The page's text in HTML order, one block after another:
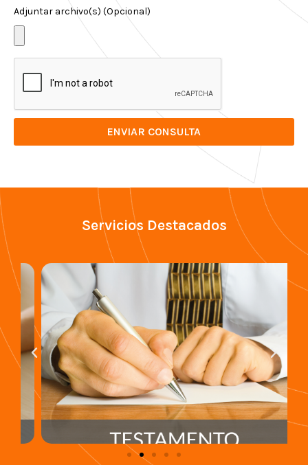
Adjuntar archivo(s) (Opcional)
ENVIAR CONSULTA
Servicios Destacados